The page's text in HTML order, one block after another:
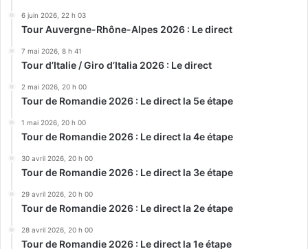
6 juin 2026, 22 h 03
Tour Auvergne-Rhône-Alpes 2026 : Le direct
7 mai 2026, 8 h 41
Tour d’Italie / Giro d’Italia 2026 : Le direct
2 mai 2026, 20 h 00
Tour de Romandie 2026 : Le direct la 5e étape
1 mai 2026, 20 h 00
Tour de Romandie 2026 : Le direct la 4e étape
30 avril 2026, 20 h 00
Tour de Romandie 2026 : Le direct la 3e étape
29 avril 2026, 20 h 00
Tour de Romandie 2026 : Le direct la 2e étape
28 avril 2026, 20 h 00
Tour de Romandie 2026 : Le direct la 1e étape